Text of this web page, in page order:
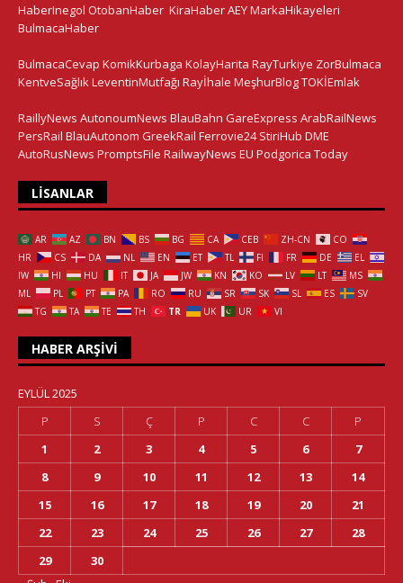
HaberInegol OtobanHaber KiraHaberAEYMarkaHikayeleri
BulmacaHaber
BulmacaCevap KomikKurbaga KolayHarita RayTurkiye ZorBulmaca
KentveSağlıkLeventinMutfağı Rayİhale MeşhurBlogTOKİEmlak
RaillyNews AutonoumNews BlauBahn GareExpress ArabRailNews
PersRail BlauAutonom GreekRail Ferrovie24 StiriHub DME
AutoRusNews PromptsFile RailwayNews EU Podgorica Today
LISANLAR
AR AZ BN BS BG CA CEB ZH-CN
CO
HR
CS DA NL EN ET TL FI FR DE
EL
IW
HI HU IT JA JW KN KO LV LT
MS
ML
PL PT PA RO RU SR SK SL ES
SV
TG
TA TE TH TR UK UR VI
HABER ARŞIVI
EYLÜL 2025
P
S Ç P C C
P
1
2 3 4 5 6
7
8
9 10 11 12 13
14
15
16 17 18 19 20
21
22
23 24 25 26 27
28
29
30